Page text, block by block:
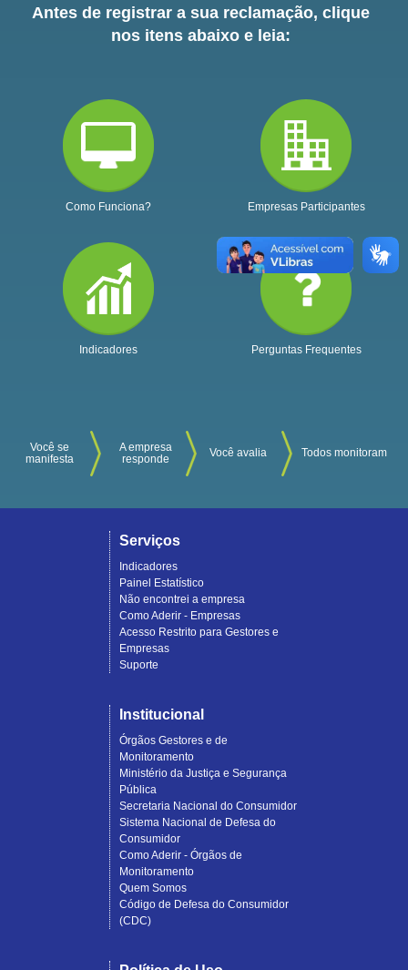
Antes de registrar a sua reclamação, clique
nos itens abaixo e leia:
Como Funciona? Empresas Participantes
Indicadores Perguntas Frequentes
Você se
manifesta
A empresa
responde
Você avalia Todos monitoram
Serviços
Indicadores
Painel Estatístico
Não encontrei a empresa
Como Aderir - Empresas
Acesso Restrito para Gestores e
Empresas
Suporte
Institucional
Órgãos Gestores e de
Monitoramento
Ministério da Justiça e Segurança
Pública
Secretaria Nacional do Consumidor
Sistema Nacional de Defesa do
Consumidor
Como Aderir - Órgãos de
Monitoramento
Quem Somos
Código de Defesa do Consumidor
(CDC)